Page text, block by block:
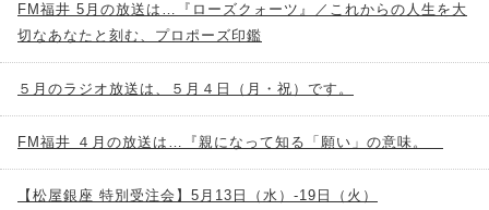
FM福井 5月の放送は…『ローズクォーツ』／これからの人生を大
切なあなたと刻む、プロポーズ印鑑
５月のラジオ放送は、５月４日（月・祝）です。
FM福井 ４月の放送は…『親になって知る「願い」の意味。
【松屋銀座 特別受注会】5月13日（水）-19日（火）